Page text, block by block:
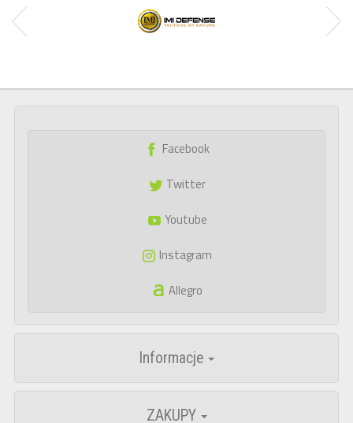
Facebook
Twitter
Youtube
Instagram
Allegro
Informacje
ZAKUPY